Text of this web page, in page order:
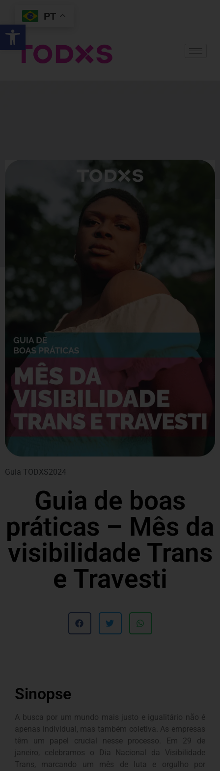
Abrir a barra de ferramentas
PT
Guia TODXS2024
Guia de boas
práticas – Mês da
visibilidade Trans
e Travesti
Sinopse
A busca por um mundo mais justo e igualitário não é
apenas individual, mas também coletiva. As empresas
têm um papel crucial nesse processo. Em 29 de
janeiro, celebramos o Dia Nacional da Visibilidade
Trans, marcando um mês de luta e orgulho por